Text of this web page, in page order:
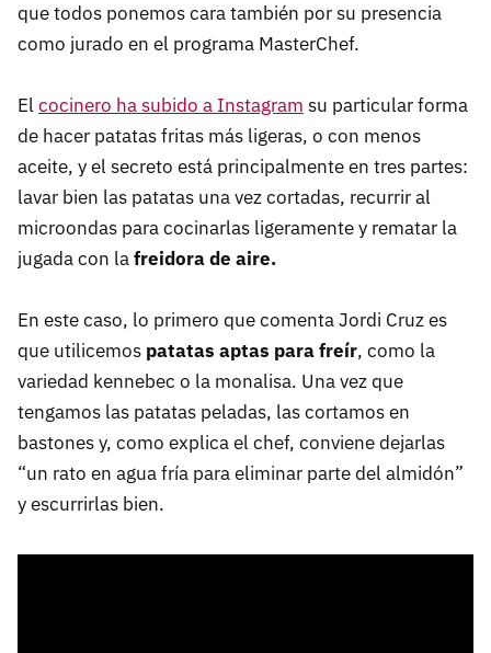
que todos ponemos cara también por su presencia
como jurado en el programa MasterChef.
El cocinero ha subido a Instagram su particular forma
de hacer patatas fritas más ligeras, o con menos
aceite, y el secreto está principalmente en tres partes:
lavar bien las patatas una vez cortadas, recurrir al
microondas para cocinarlas ligeramente y rematar la
jugada con lafreidora de aire.
En este caso, lo primero que comenta Jordi Cruz es
que utilicemos patatas aptas para freír, como la
variedad kennebec o la monalisa. Una vez que
tengamos las patatas peladas, las cortamos en
bastones y, como explica el chef, conviene dejarlas
“un rato en agua fría para eliminar parte del almidón”
y escurrirlas bien.